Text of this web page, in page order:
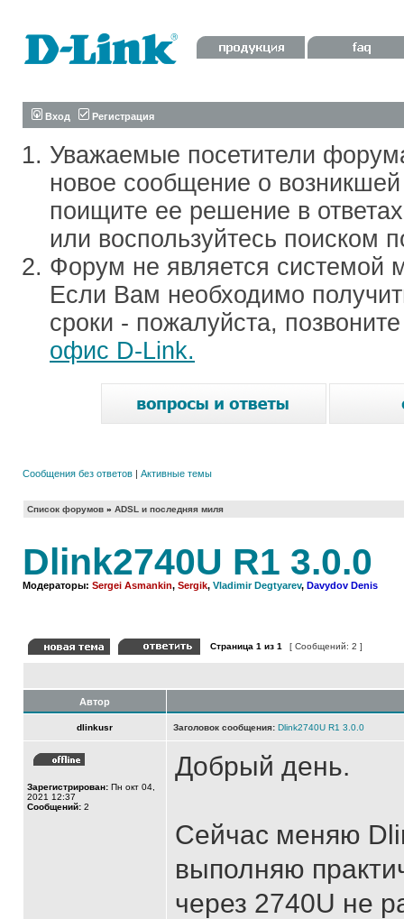
Вход Регистрация
Уважаемые посетители
новое сообщение о
поищите ее решение в
или воспользуйтесь поиском
Форум не является системой
Если Вам необходимо
сроки - пожалуйста,
офис D-Link.
Сообщения без ответов | Активные темы
Список форумов » ADSL и последняя миля
Dlink2740U R1 3.0.0
Модераторы: Sergei Asmankin, Sergik, Vladimir Degtyarev, Davydov Denis
Страница 1 из 1 [ Сообщений: 2 ]
Автор
dlinkusr Заголовок сообщения: Dlink2740U R1 3.0.0
Зарегистрирован: Пн окт 04,
2021 12:37
Сообщений: 2
Добрый день.
Сейчас меняю
выполняю
через 2740U не